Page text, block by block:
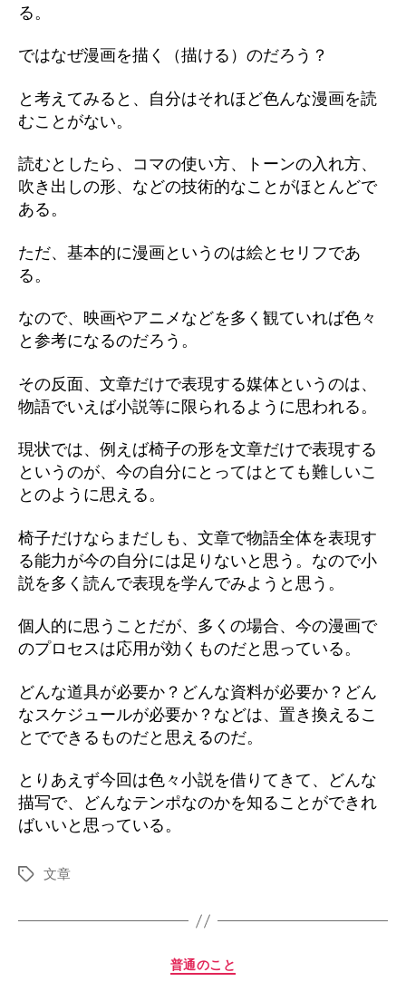
る。
ではなぜ漫画を描く（描ける）のだろう？
と考えてみると、自分はそれほど色んな漫画を読
むことがない。
読むとしたら、コマの使い方、トーンの入れ方、
吹き出しの形、などの技術的なことがほとんどで
ある。
ただ、基本的に漫画というのは絵とセリフであ
る。
なので、映画やアニメなどを多く観ていれば色々
と参考になるのだろう。
その反面、文章だけで表現する媒体というのは、
物語でいえば小説等に限られるように思われる。
現状では、例えば椅子の形を文章だけで表現する
というのが、今の自分にとってはとても難しいこ
とのように思える。
椅子だけならまだしも、文章で物語全体を表現す
る能力が今の自分には足りないと思う。なので小
説を多く読んで表現を学んでみようと思う。
個人的に思うことだが、多くの場合、今の漫画で
のプロセスは応用が効くものだと思っている。
どんな道具が必要か？どんな資料が必要か？どん
なスケジュールが必要か？などは、置き換えるこ
とでできるものだと思えるのだ。
とりあえず今回は色々小説を借りてきて、どんな
描写で、どんなテンポなのかを知ることができれ
ばいいと思っている。
タ
文章
カ
普通のこと